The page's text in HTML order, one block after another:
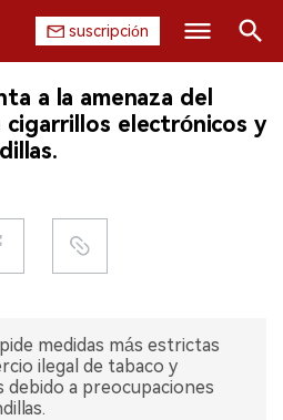
suscripción
Buscar
a la amenaza del
electrónicos y
medidas más estrictas
ilegal de tabaco y
a preocupaciones